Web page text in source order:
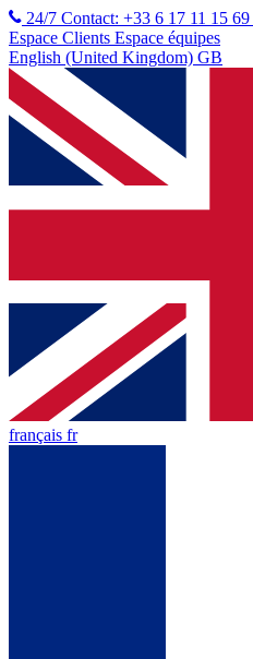
24/7 Contact: +33 6 17 11 15 69
Espace Clients Espace équipes
English (United Kingdom) GB
français fr